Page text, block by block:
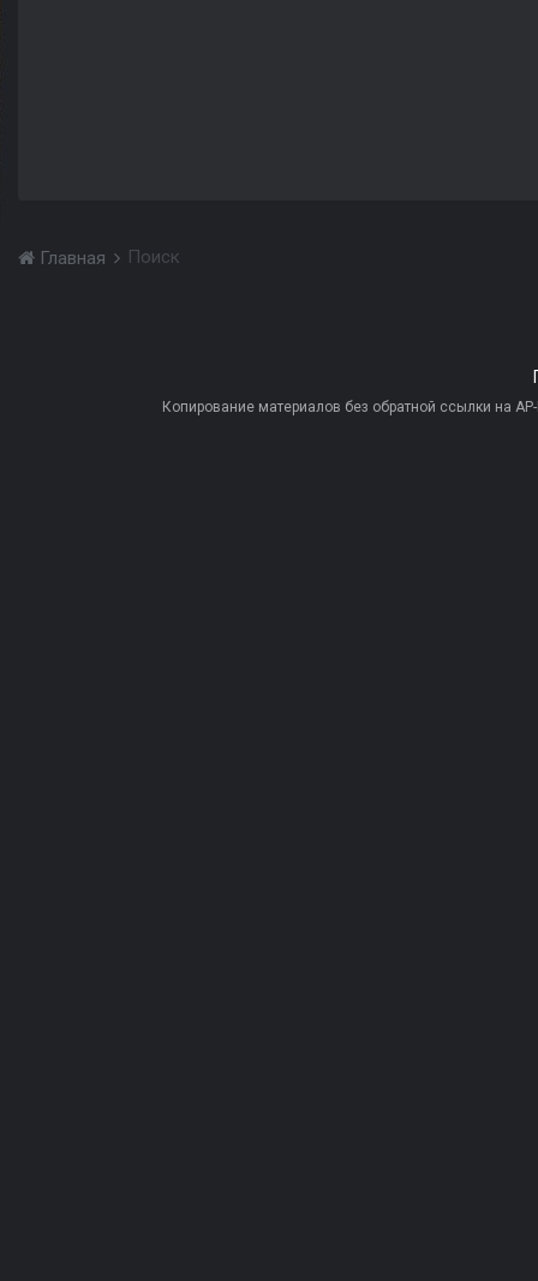
Главная Поиск
Копирование материалов без обратной ссылки на